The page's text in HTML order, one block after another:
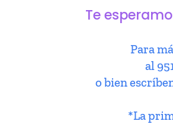
Te
Para
al
o bien
*La